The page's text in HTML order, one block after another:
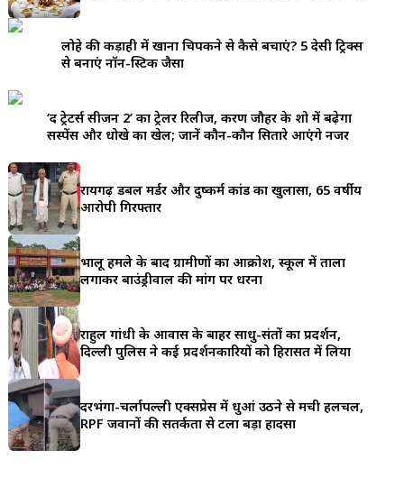
लोहे की कड़ाही में खाना चिपकने से कैसे बचाएं? 5 देसी ट्रिक्स
से बनाएं नॉन-स्टिक जैसा
‘द ट्रेटर्स सीजन 2’ का ट्रेलर रिलीज, करण जौहर के शो में बढ़ेगा
सस्पेंस और धोखे का खेल; जानें कौन-कौन सितारे आएंगे नजर
रायगढ़ डबल मर्डर और दुष्कर्म कांड का खुलासा, 65 वर्षीय
आरोपी गिरफ्तार
भालू हमले के बाद ग्रामीणों का आक्रोश, स्कूल में ताला
लगाकर बाउंड्रीवाल की मांग पर धरना
राहुल गांधी के आवास के बाहर साधु-संतों का प्रदर्शन,
दिल्ली पुलिस ने कई प्रदर्शनकारियों को हिरासत में लिया
दरभंगा-चर्लापल्ली एक्सप्रेस में धुआं उठने से मची हलचल,
RPF जवानों की सतर्कता से टला बड़ा हादसा
h